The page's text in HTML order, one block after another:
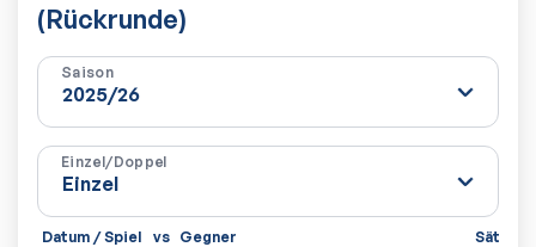
(Rückrunde)
Saison
Einzel/Doppel
Datum / Spiel vs Gegner Sätze